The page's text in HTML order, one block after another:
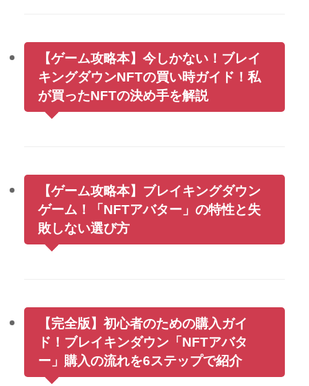
【ゲーム攻略本】今しかない！ブレイ
キングダウンNFTの買い時ガイド！私
が買ったNFTの決め手を解説
【ゲーム攻略本】ブレイキングダウン
ゲーム！「NFTアバター」の特性と失
敗しない選び方
【完全版】初心者のための購入ガイ
ド！ブレイキンダウン「NFTアバタ
ー」購入の流れを6ステップで紹介